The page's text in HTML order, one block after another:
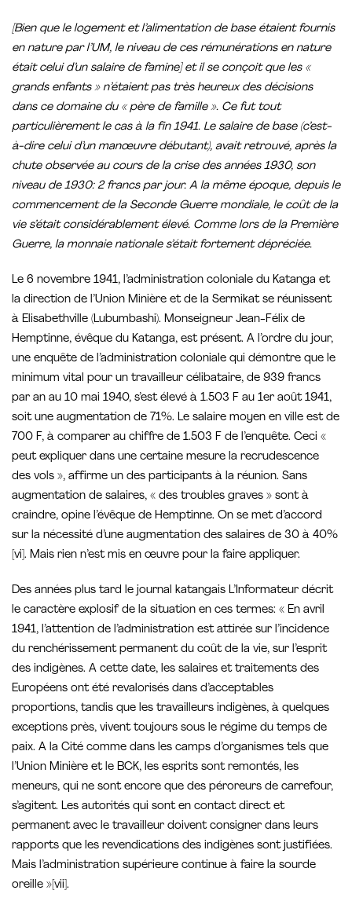
[Bien que le logement et l’alimentation de base étaient fournis
en nature par l’UM, le niveau de ces rémunérations en nature
était celui d’un salaire de famine] et il se conçoit que les «
grands enfants » n’étaient pas très heureux des décisions
dans ce domaine du « père de famille ». Ce fut tout
particulièrement le cas à la fin 1941. Le salaire de base (c’est-
à-dire celui d’un manœuvre débutant), avait retrouvé, après la
chute observée au cours de la crise des années 1930, son
niveau de 1930: 2 francs par jour. A la même époque, depuis le
commencement de la Seconde Guerre mondiale, le coût de la
vie s’était considérablement élevé. Comme lors de la Première
Guerre, la monnaie nationale s’était fortement dépréciée.
Le 6 novembre 1941, l’administration coloniale du Katanga et
la direction de l’Union Minière et de la Sermikat se réunissent
à Elisabethville (Lubumbashi). Monseigneur Jean-Félix de
Hemptinne, évêque du Katanga, est présent. A l’ordre du jour,
une enquête de l’administration coloniale qui démontre que le
minimum vital pour un travailleur célibataire, de 939 francs
par an au 10 mai 1940, s’est élevé à 1.503 F au 1er août 1941,
soit une augmentation de 71%. Le salaire moyen en ville est de
700 F, à comparer au chiffre de 1.503 F de l’enquête. Ceci «
peut expliquer dans une certaine mesure la recrudescence
des vols », affirme un des participants à la réunion. Sans
augmentation de salaires, « des troubles graves » sont à
craindre, opine l’évêque de Hemptinne. On se met d’accord
sur la nécessité d’une augmentation des salaires de 30 à 40%
[vi]. Mais rien n’est mis en œuvre pour la faire appliquer.
Des années plus tard le journal katangais L’Informateur décrit
le caractère explosif de la situation en ces termes: « En avril
1941, l’attention de l’administration est attirée sur l’incidence
du renchérissement permanent du coût de la vie, sur l’esprit
des indigènes. A cette date, les salaires et traitements des
Européens ont été revalorisés dans d’acceptables
proportions, tandis que les travailleurs indigènes, à quelques
exceptions près, vivent toujours sous le régime du temps de
paix. A la Cité comme dans les camps d’organismes tels que
l’Union Minière et le BCK, les esprits sont remontés, les
meneurs, qui ne sont encore que des péroreurs de carrefour,
s’agitent. Les autorités qui sont en contact direct et
permanent avec le travailleur doivent consigner dans leurs
rapports que les revendications des indigènes sont justifiées.
Mais l’administration supérieure continue à faire la sourde
oreille »[vii].